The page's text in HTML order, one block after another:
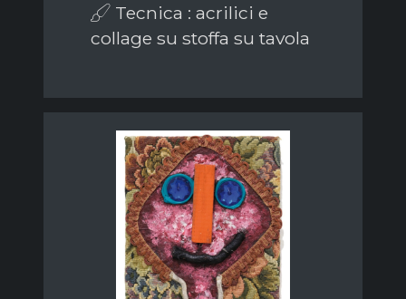
Tecnica : acrilici e
collage su stoffa su tavola